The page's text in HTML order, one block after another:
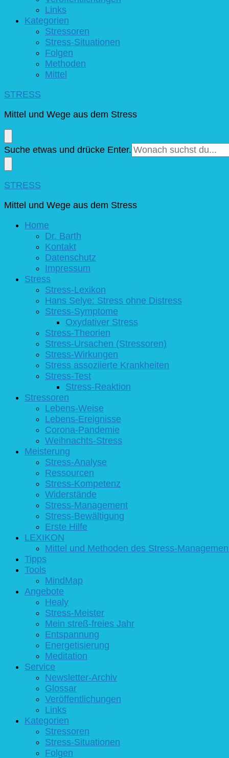
Links
Kategorien
Stressoren
Stress-Situationen
Folgen
Methoden
Mittel
STRESS
Mittel und Wege aus dem Stress
Suchst
du
nach
etwas?
Suche etwas und drücke Enter.
STRESS
Mittel und Wege aus dem Stress
Home
Dr. Barth
Kontakt
Datenschutz
Impressum
Stress
Stress-Lexikon
Hans Selye: Stress ohne Distress
Stress-Symptome
Oxydativer Stress
Stress-Theorien
Stress-Ursachen (Stressoren)
Stress-Wirkungen
Stress assoziierte Krankheiten
Stress-Test
Stress-Reaktion
Stressoren
Lebens-Weise
Lebens-Ereignisse
Corona-Pandemie
Weihnachts-Stress
Meisterung
Stress-Analyse
Ressourcen
Stress-Kompetenz
Widerstände
Stress-Management
Stress-Bewältigung
Erste Hilfe
LEXIKON
Mittel und Methoden des Stress-
Tipps
Tools
MindMap
Angebote
Healy
Stress-Meister
Mein streß-freies Jahr
Entspannung
Energetisierung
Meditation
Service
Newsletter-Archiv
Glossar
Veröffentlichungen
Links
Kategorien
Stressoren
Stress-Situationen
Folgen